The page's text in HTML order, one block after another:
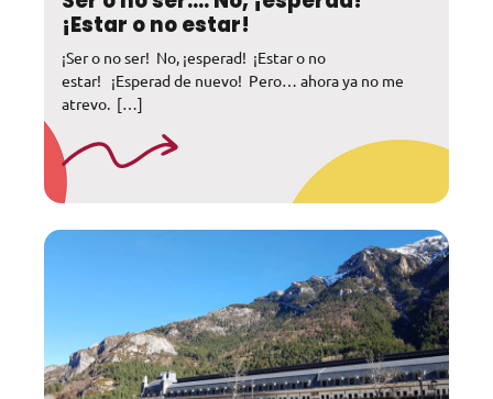
¡Estar o no estar!
¡Ser o no ser! No, ¡esperad! ¡Estar o no
estar! ¡Esperad de nuevo! Pero… ahora ya no me
atrevo. […]